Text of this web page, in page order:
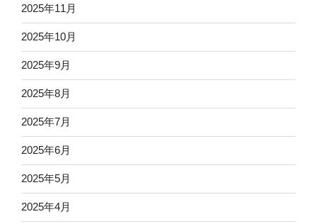
2025年11月
2025年10月
2025年9月
2025年8月
2025年7月
2025年6月
2025年5月
2025年4月